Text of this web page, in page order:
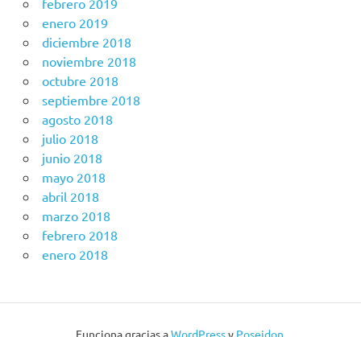
febrero 2019
enero 2019
diciembre 2018
noviembre 2018
octubre 2018
septiembre 2018
agosto 2018
julio 2018
junio 2018
mayo 2018
abril 2018
marzo 2018
febrero 2018
enero 2018